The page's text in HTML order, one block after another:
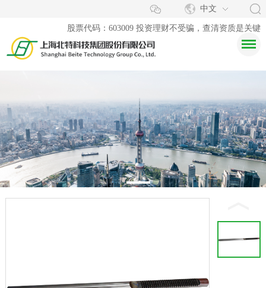
股票代码：603009 投资理财不受骗，查清资质是关键
中文